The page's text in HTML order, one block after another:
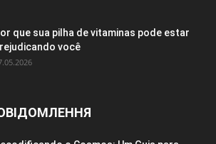
que sua pilha de vitaminas pode estar
você